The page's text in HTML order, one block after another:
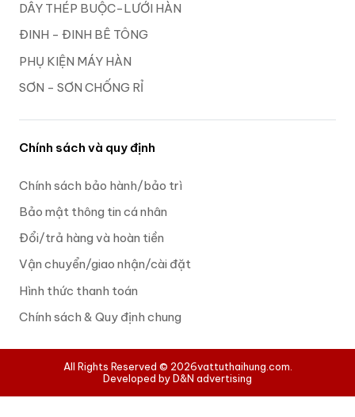
DÂY THÉP BUỘC-LƯỚI HÀN
ĐINH - ĐINH BÊ TÔNG
PHỤ KIỆN MÁY HÀN
SƠN - SƠN CHỐNG RỈ
Chính sách và quy định
Chính sách bảo hành/bảo trì
Bảo mật thông tin cá nhân
Đổi/trả hàng và hoàn tiền
Vận chuyển/giao nhận/cài đặt
Hình thức thanh toán
Chính sách & Quy định chung
All Rights Reserved © 2026vattuthaihung.com.
Developed by D&N advertising